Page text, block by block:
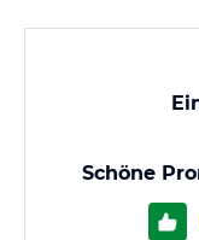
Schöne